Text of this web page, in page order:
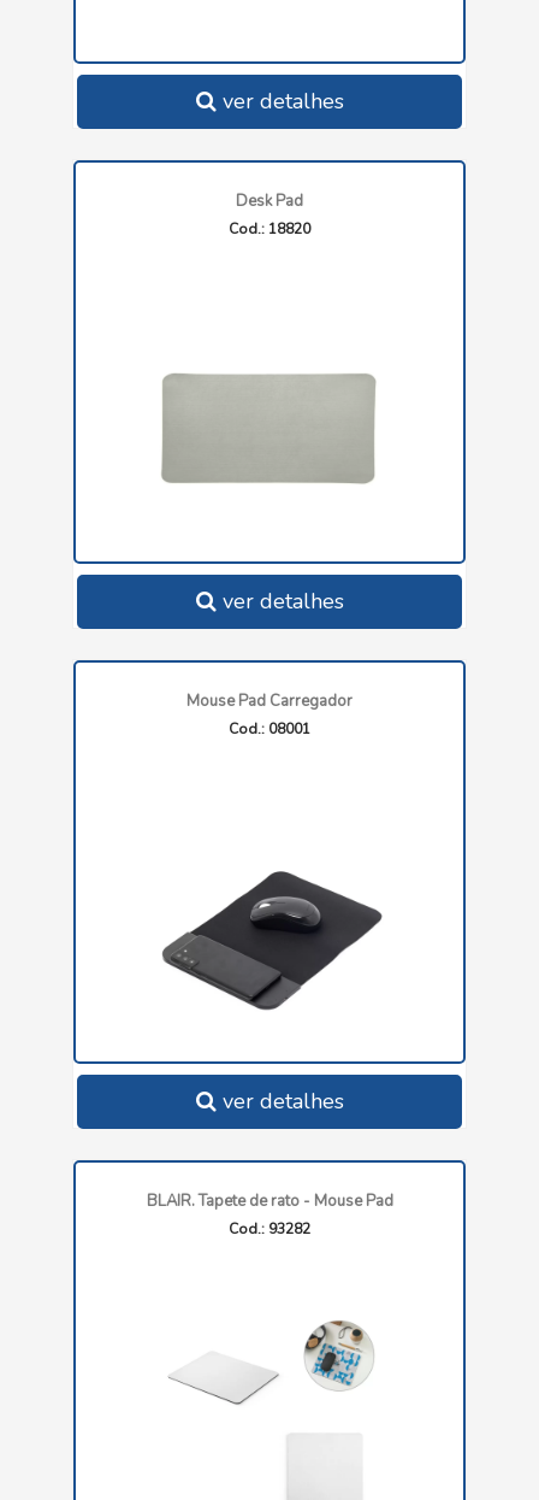
ver detalhes
Desk Pad
Cod.: 18820
ver detalhes
Mouse Pad Carregador
Cod.: 08001
ver detalhes
BLAIR. Tapete de rato - Mouse Pad
Cod.: 93282